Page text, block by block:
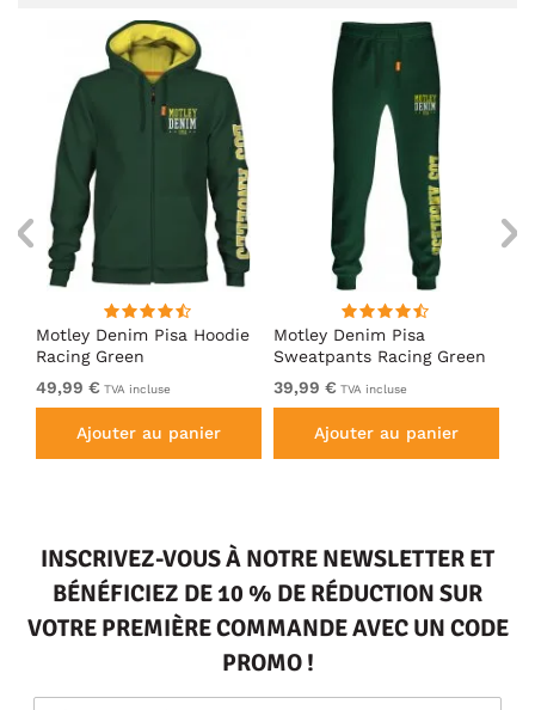
Motley Denim Pisa Hoodie
Racing Green
49,99 € TVA incluse
Ajouter au panier
Motley Denim Pisa
Sweatpants Racing Green
39,99 € TVA incluse
Ajouter au panier
INSCRIVEZ-VOUS À NOTRE NEWSLETTER ET
BÉNÉFICIEZ DE 10 % DE RÉDUCTION SUR
VOTRE PREMIÈRE COMMANDE AVEC UN CODE
PROMO !